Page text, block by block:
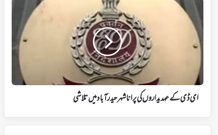
ای
ڈی
کے
عہدیداروں
کی
شہرحیدرآباد
میں
تلاشی
ای ڈی کے عہدیداروں کی پرانا شہرحیدرآباد میں تلاشی